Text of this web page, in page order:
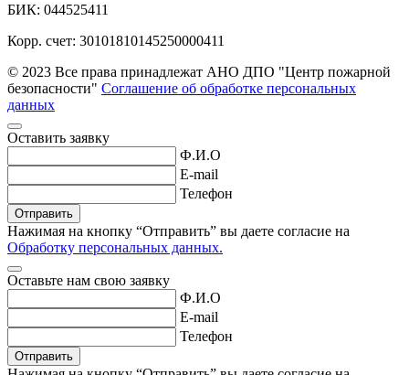
БИК: 044525411
Корр. счет: 30101810145250000411
© 2023 Все права принадлежат АНО ДПО "Центр пожарной
безопасности" Соглашение об обработке персональных
данных
Оставить заявку
Ф.И.О
E-mail
Телефон
Нажимая на кнопку “Отправить” вы даете согласие на
Обработку персональных данных.
Оставьте нам свою заявку
Ф.И.О
E-mail
Телефон